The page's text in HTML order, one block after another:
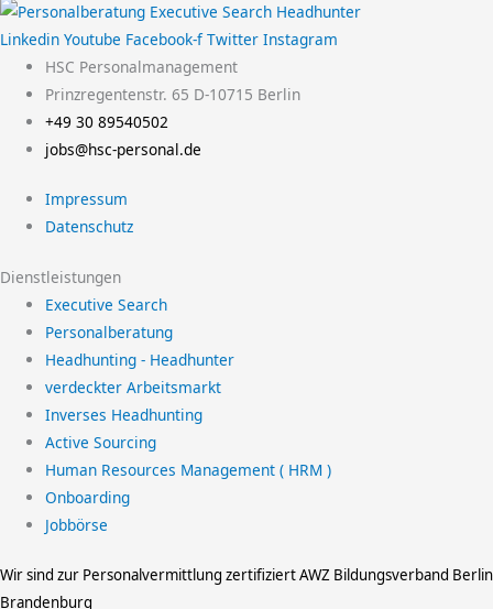
Linkedin Youtube Facebook-f Twitter Instagram
HSC Personalmanagement
Prinzregentenstr. 65 D-10715 Berlin
+49 30 89540502
jobs@hsc-personal.de
Impressum
Datenschutz
Dienstleistungen
Executive Search
Personalberatung
Headhunting - Headhunter
verdeckter Arbeitsmarkt
Inverses Headhunting
Active Sourcing
Human Resources Management ( HRM )
Onboarding
Jobbörse
Wir sind zur Personalvermittlung zertifiziertAWZ Bildungsverband Berlin
Brandenburg